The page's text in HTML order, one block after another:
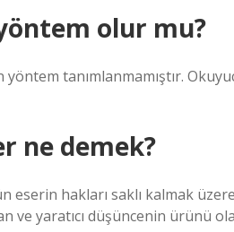
olur mu?
yöntem tanımlanmamıştır.
ne demek?
eserin hakları saklı kalmak
ve yaratıcı düşüncenin ürünü